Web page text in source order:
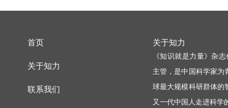
首页
关于知力
联系我们
关于知力
《知识就是力量》杂
主管，是中国科学家为
球最大规模科研群体的
又一代中国人走进科学